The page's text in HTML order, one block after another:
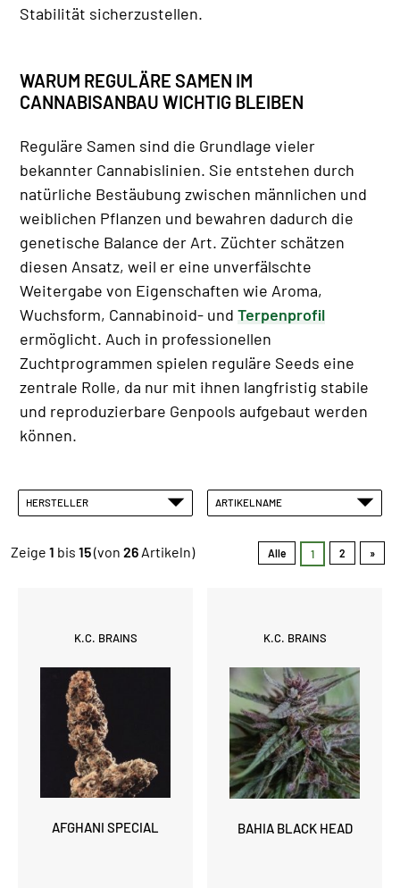
Stabilität sicherzustellen.
WARUM REGULÄRE SAMEN IM
CANNABISANBAU WICHTIG BLEIBEN
Reguläre Samen sind die Grundlage vieler
bekannter Cannabislinien. Sie entstehen durch
natürliche Bestäubung zwischen männlichen und
weiblichen Pflanzen und bewahren dadurch die
genetische Balance der Art. Züchter schätzen
diesen Ansatz, weil er eine unverfälschte
Weitergabe von Eigenschaften wie Aroma,
Wuchsform, Cannabinoid- und Terpenprofil
ermöglicht. Auch in professionellen
Zuchtprogrammen spielen reguläre Seeds eine
zentrale Rolle, da nur mit ihnen langfristig stabile
und reproduzierbare Genpools aufgebaut werden
können.
HERSTELLER ARTIKELNAME
Zeige 1 bis 15(von 26 Artikeln) Alle 1 2 »
K.C. BRAINS
AFGHANI SPECIAL
K.C. BRAINS
BAHIA BLACK HEAD